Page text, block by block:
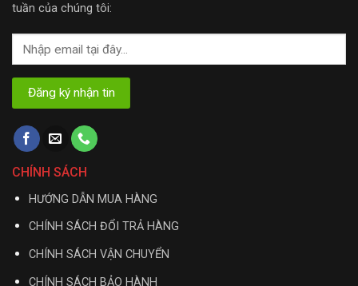
tuần của chúng tôi:
CHÍNH SÁCH
HƯỚNG DẪN MUA HÀNG
CHÍNH SÁCH ĐỔI TRẢ HÀNG
CHÍNH SÁCH VẬN CHUYỂN
CHÍNH SÁCH BẢO HÀNH